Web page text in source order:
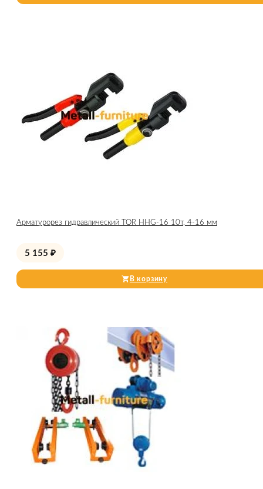
Арматурорез гидравлический TOR HHG-16 10т, 4-16 мм
5 155 ₽
В корзину